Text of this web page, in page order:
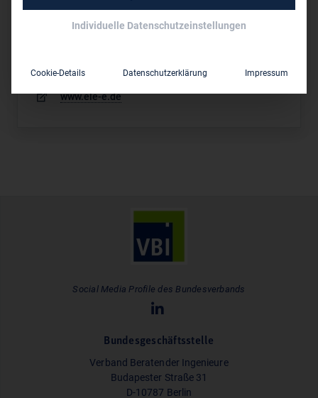
essen@ele-e.de
www.ele-e.de
Social Media Profile des Bundesverbands
Bundesgeschäftsstelle
Verband Beratender Ingenieure
Budapester Straße 31
D-10787 Berlin
Individuelle Datenschutzeinstellungen
Cookie-Details Datenschutzerklärung Impressum